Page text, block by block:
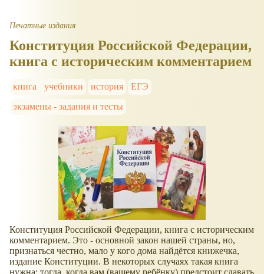
Печатные издания
Конституция Российской Федерации,
книга с историческим комментарием
книга учебники история
ЕГЭ
экзамены - задания и тесты
Конституция Российской Федерации, книга с историческим
комментарием. Это - основной закон нашей страны, но,
признаться честно, мало у кого дома найдётся книжечка,
издание Конституции. В некоторых случаях такая книга